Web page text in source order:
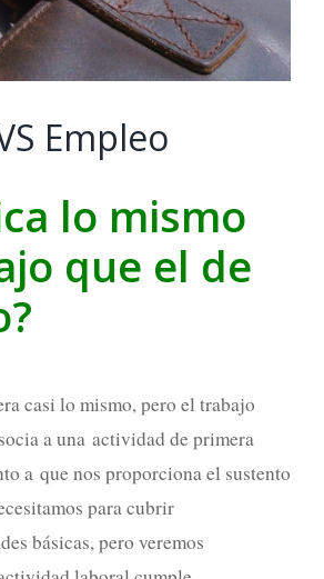
Empleo
lo mismo
que el de
casi lo mismo, pero el trabajo
a una actividad de primera
a que nos proporciona el sustento
para cubrir
básicas, pero veremos